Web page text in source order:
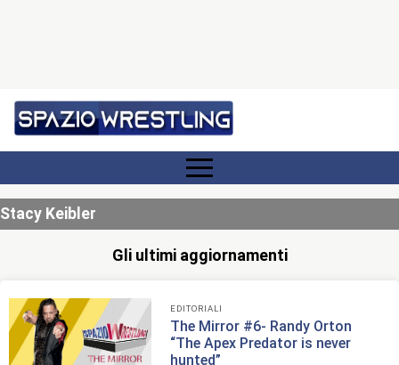
Stacy Keibler
Gli ultimi aggiornamenti
EDITORIALI
The Mirror #6- Randy Orton
“The Apex Predator is never
hunted”